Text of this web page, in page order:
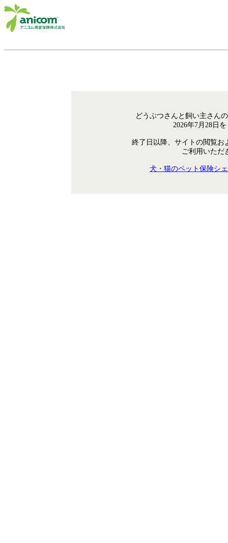
どうぶつさんと飼い主さん
2026年7月28日
終了日以降、サイトの閲覧お
ご利用いただ
犬・猫のペット保険シ